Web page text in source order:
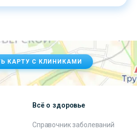
КАРТУ С КЛИНИКАМИ
Всё о здоровье
Справочник заболеваний